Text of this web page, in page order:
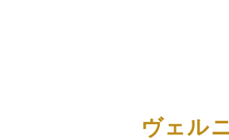
ヴェル